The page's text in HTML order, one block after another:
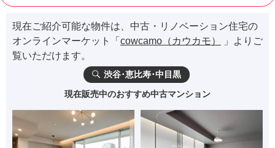
現在ご紹介可能な物件は、中古・リノベーション住宅の
オンラインマーケット「 cowcamo（カウカモ）
」よりご
覧いただけます。
渋谷･恵比寿･中目黒
現在販売中のおすすめ中古マンション